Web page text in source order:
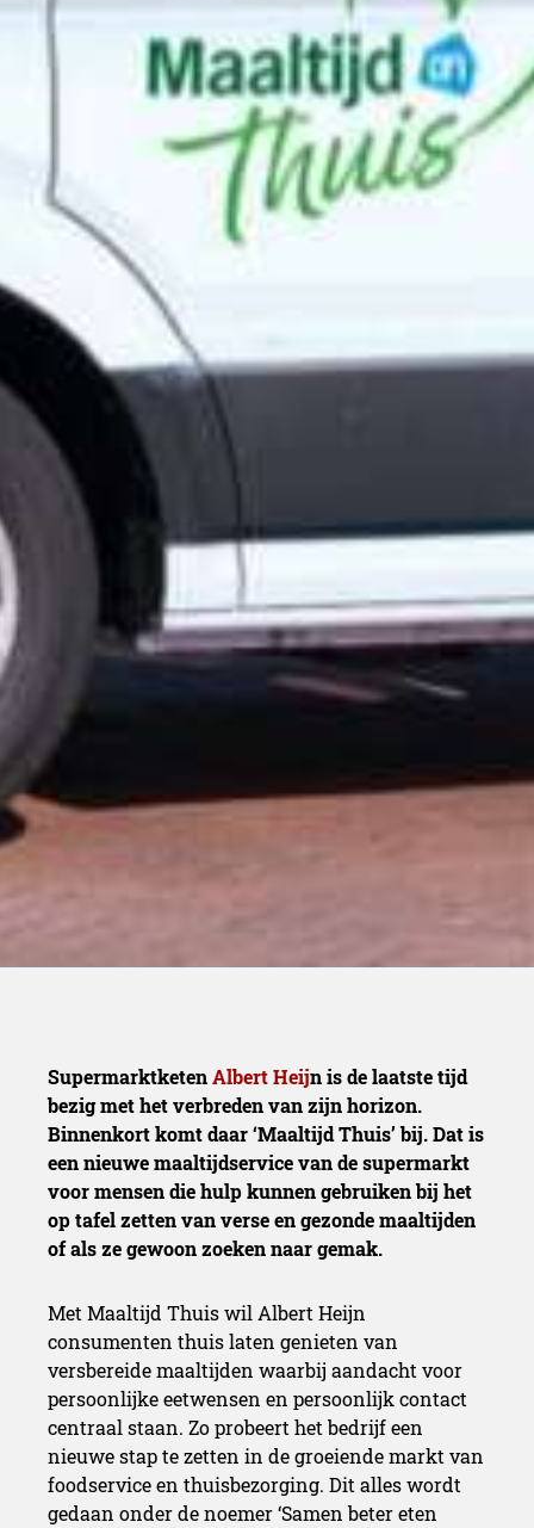
Albert Heijn
met
maaltijden
‘Maaltijd
SupermarktketenAlbert Heijn is de laatste tijd
bezig met het verbreden van zijn horizon.
Binnenkort komt daar ‘Maaltijd Thuis’ bij. Dat is
een nieuwe maaltijdservice van de supermarkt
voor mensen die hulp kunnen gebruiken bij het
op tafel zetten van verse en gezonde maaltijden
of als ze gewoon zoeken naar gemak.
Met Maaltijd Thuis wil Albert Heijn
consumenten thuis laten genieten van
versbereide maaltijden waarbij aandacht voor
persoonlijke eetwensen en persoonlijk contact
centraal staan. Zo probeert het bedrijf een
nieuwe stap te zetten in de groeiende markt van
foodservice en thuisbezorging. Dit alles wordt
gedaan onder de noemer ‘Samen beter eten